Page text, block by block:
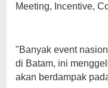
Meeting, Incentive,
"Banyak event
di Batam, ini
akan berdampak